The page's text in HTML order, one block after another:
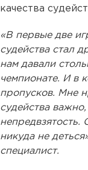
качества
«В первые две
судейства стал
нам давали
чемпионате. И в
пропусков. Мне
судейства
непредвзятость.
никуда не
специалист.